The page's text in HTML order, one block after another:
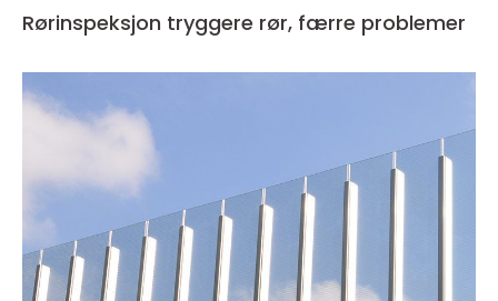
Rørinspeksjon tryggere rør, færre problemer